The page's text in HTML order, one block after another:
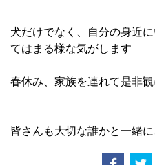
犬だけでなく、自分の身近
てはまる様な気がします
春休み、家族を連れて是非
皆さんも大切な誰かと一緒